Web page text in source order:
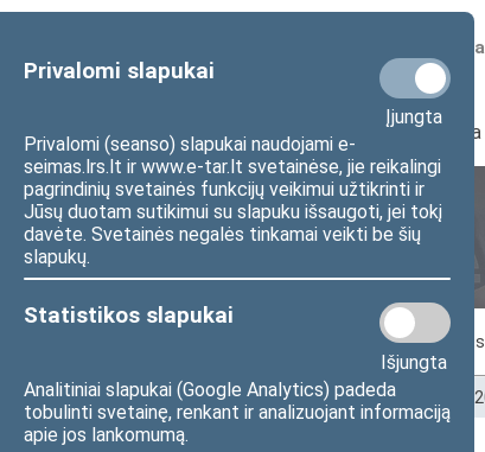
Privalomi slapukai
Įjungta
Privalomi (seanso) slapukai naudojami e-
seimas.lrs.lt ir www.e-tar.lt svetainėse, jie reikalingi
pagrindinių svetainės funkcijų veikimui užtikrinti ir
Jūsų duotam sutikimui su slapuku išsaugoti, jei tokį
davėte. Svetainės negalės tinkamai veikti be šių
slapukų.
Statistikos slapukai
Išjungta
Analitiniai slapukai (Google Analytics) padeda
tobulinti svetainę, renkant ir analizuojant informaciją
apie jos lankomumą.
Numatomos
Sudėtis Veikla
Seimo posėdžiai
Posėdžiai
Pradžia>Seimo posėdžiai>Kadencijos